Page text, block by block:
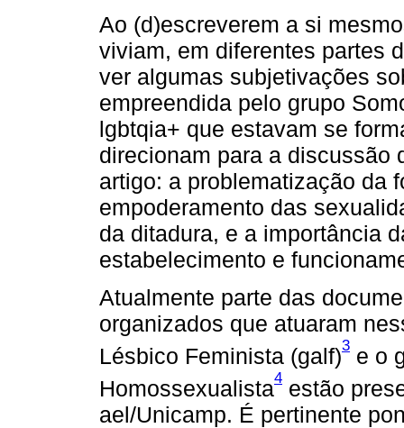
Ao (d)escreverem a si
viviam, em diferentes partes
ver algumas subjetivações
empreendida pelo grupo
lgbtqia+ que estavam se
direcionam para a discussão
artigo: a problematização da
empoderamento das
da ditadura, e a importância
estabelecimento e
Atualmente parte das
organizados que atuaram
Lésbico Feminista (galf)3 e o
Homossexualista4 estão
ael/Unicamp. É pertinente